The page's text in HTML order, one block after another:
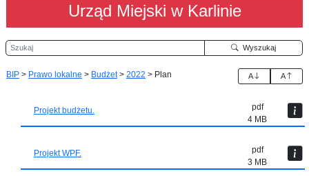
Urząd Miejski w Karlinie
Szukaj Wyszukaj
BIP > Prawo lokalne > Budżet> 2022 > Plan A A
Projekt budżetu.
pdf
4 MB
Projekt WPF.
pdf
3 MB